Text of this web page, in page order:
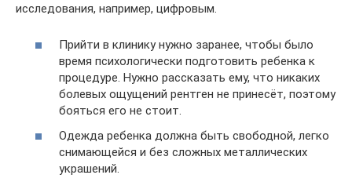
исследования, например, цифровым.
Прийти в клинику нужно заранее, чтобы было
время психологически подготовить ребенка к
процедуре. Нужно рассказать ему, что никаких
болевых ощущений рентген не принесёт, поэтому
бояться его не стоит.
Одежда ребенка должна быть свободной, легко
снимающейся и без сложных металлических
украшений.